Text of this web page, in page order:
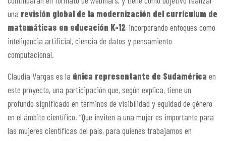
una revisión global de la modernización del currículum de
matemáticas en educación K-12, incorporando enfoques como
inteligencia artificial, ciencia de datos y pensamiento
computacional.
Claudia Vargas es la única representante de Sudamérica en
este proyecto, una participación que, según explica, tiene un
profundo significado en términos de visibilidad y equidad de género
en el ámbito científico. “Que inviten a una mujer es importante para
las mujeres científicas del país, para quienes trabajamos en